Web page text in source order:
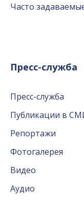
Часто
Пресс-служба
Пресс-служба
Публикации в
Репортажи
Фотогалерея
Видео
Аудио